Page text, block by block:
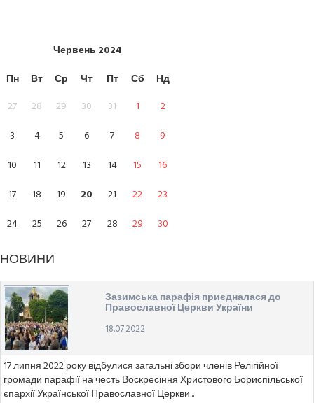
Червень 2024
Пн
Вт Ср Чт Пт Сб
Нд
27
28 29 30 31 1
2
3
4 5 6 7 8
9
10
11 12 13 14 15
16
17
18 19 20 21 22
23
24
25 26 27 28 29 30
НОВИНИ
Зазимська парафія приєдналася до
Православної Церкви України
18.07.2022
17 липня 2022 року відбулися загальні збори членів Релігійної
громади парафії на честь Воскресіння Христового Бориспільської
єпархії Української Православної Церкви...